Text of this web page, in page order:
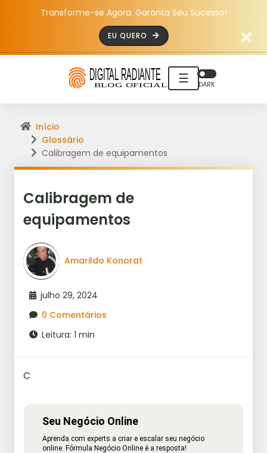
Transforme-se Agora: Garanta Seu Sucesso!
EU QUERO
☰ DARK
Início
Glossário
Calibragem de equipamentos
Calibragem de
equipamentos
Amarildo Konorat
julho 29, 2024
0 Comentários
Leitura: 1 min
C
Seu Negócio Online
Aprenda com experts a criar e escalar seu negócio
online. Fórmula Negócio Online é a resposta!